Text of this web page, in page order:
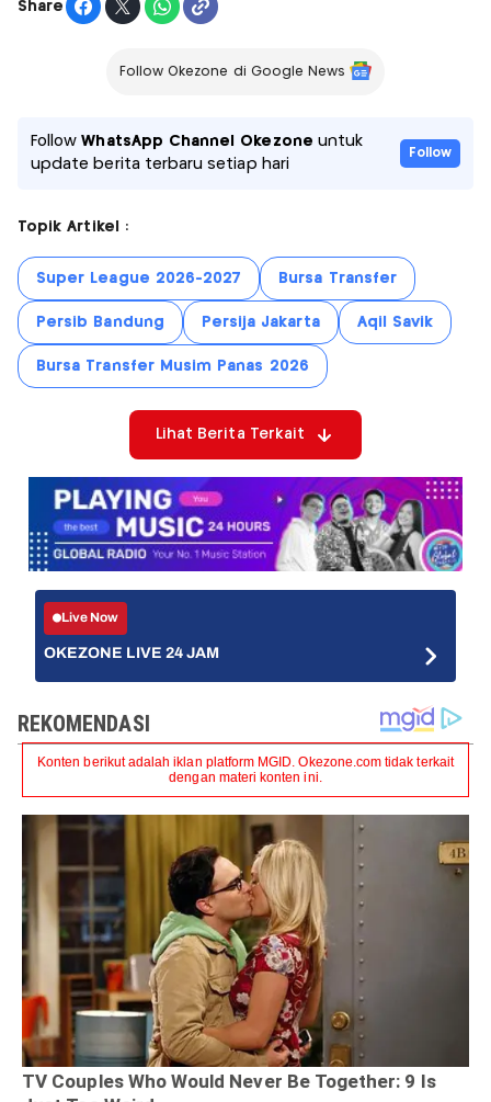
Share
Follow Okezone di Google News
FollowWhatsApp Channel Okezone untuk
update berita terbaru setiap hari
Follow
Topik Artikel :
Super League 2026-2027 Bursa Transfer
Persib Bandung Persija Jakarta Aqil Savik
Bursa Transfer Musim Panas 2026
Lihat Berita Terkait
Live Now
OKEZONE LIVE 24 JAM